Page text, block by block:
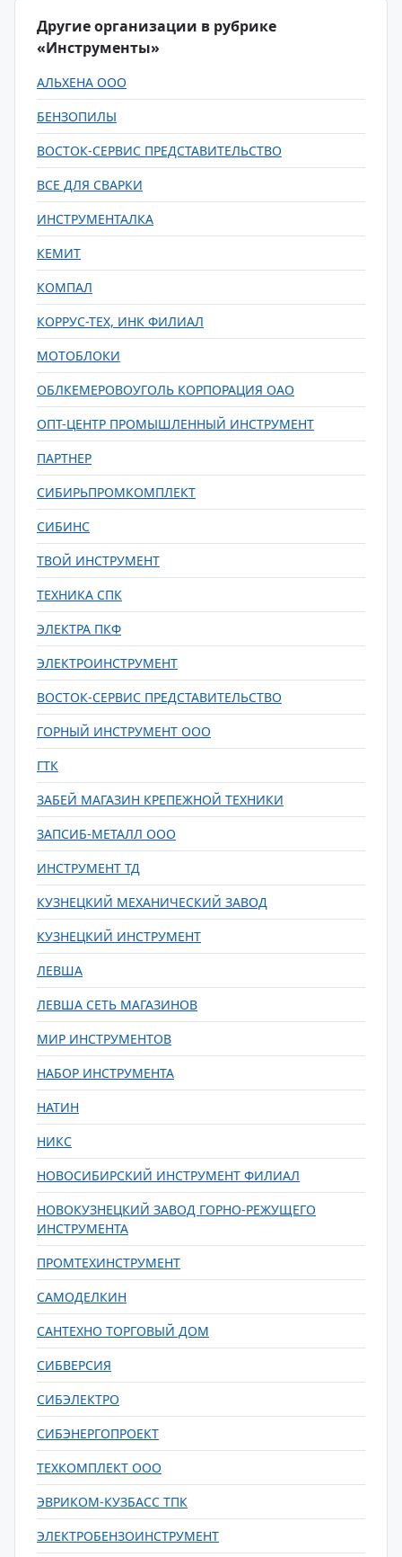
Другие организации в рубрике
«Инструменты»
АЛЬХЕНА ООО
БЕНЗОПИЛЫ
ВОСТОК-СЕРВИС ПРЕДСТАВИТЕЛЬСТВО
ВСЕ ДЛЯ СВАРКИ
ИНСТРУМЕНТАЛКА
КЕМИТ
КОМПАЛ
КОРРУС-ТЕХ, ИНК ФИЛИАЛ
МОТОБЛОКИ
ОБЛКЕМЕРОВОУГОЛЬ КОРПОРАЦИЯ ОАО
ОПТ-ЦЕНТР ПРОМЫШЛЕННЫЙ ИНСТРУМЕНТ
ПАРТНЕР
СИБИРЬПРОМКОМПЛЕКТ
СИБИНС
ТВОЙ ИНСТРУМЕНТ
ТЕХНИКА СПК
ЭЛЕКТРА ПКФ
ЭЛЕКТРОИНСТРУМЕНТ
ВОСТОК-СЕРВИС ПРЕДСТАВИТЕЛЬСТВО
ГОРНЫЙ ИНСТРУМЕНТ ООО
ГТК
ЗАБЕЙ МАГАЗИН КРЕПЕЖНОЙ ТЕХНИКИ
ЗАПСИБ-МЕТАЛЛ ООО
ИНСТРУМЕНТ ТД
КУЗНЕЦКИЙ МЕХАНИЧЕСКИЙ ЗАВОД
КУЗНЕЦКИЙ ИНСТРУМЕНТ
ЛЕВША
ЛЕВША СЕТЬ МАГАЗИНОВ
МИР ИНСТРУМЕНТОВ
НАБОР ИНСТРУМЕНТА
НАТИН
НИКС
НОВОСИБИРСКИЙ ИНСТРУМЕНТ ФИЛИАЛ
НОВОКУЗНЕЦКИЙ ЗАВОД ГОРНО-РЕЖУЩЕГО
ИНСТРУМЕНТА
ПРОМТЕХИНСТРУМЕНТ
САМОДЕЛКИН
САНТЕХНО ТОРГОВЫЙ ДОМ
СИБВЕРСИЯ
СИБЭЛЕКТРО
СИБЭНЕРГОПРОЕКТ
ТЕХКОМПЛЕКТ ООО
ЭВРИКОМ-КУЗБАСС ТПК
ЭЛЕКТРОБЕНЗОИНСТРУМЕНТ